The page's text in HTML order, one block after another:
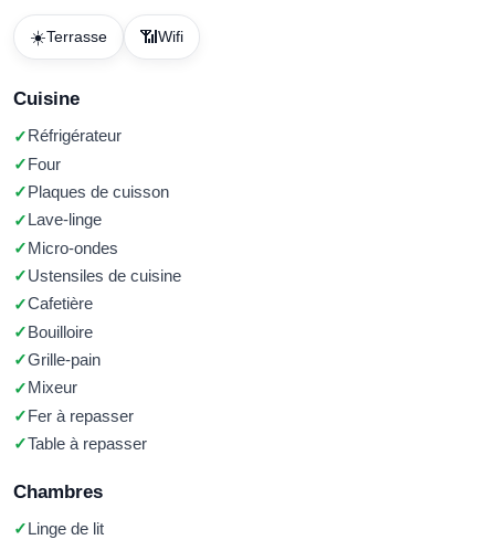
☀️Terrasse 📶 Wifi
Cuisine
Réfrigérateur
Four
Plaques de cuisson
Lave-linge
Micro-ondes
Ustensiles de cuisine
Cafetière
Bouilloire
Grille-pain
Mixeur
Fer à repasser
Table à repasser
Chambres
Linge de lit